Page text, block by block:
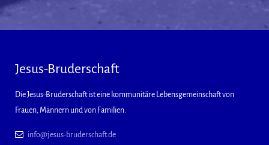
Jesus-Bruderschaft
Die Jesus-Bruderschaft ist eine kommunitäre Lebensgemeinschaft von
Frauen, Männern und von Familien.
info@jesus-bruderschaft.de